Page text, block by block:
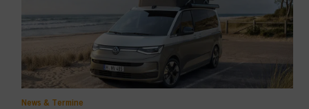
News & Termine